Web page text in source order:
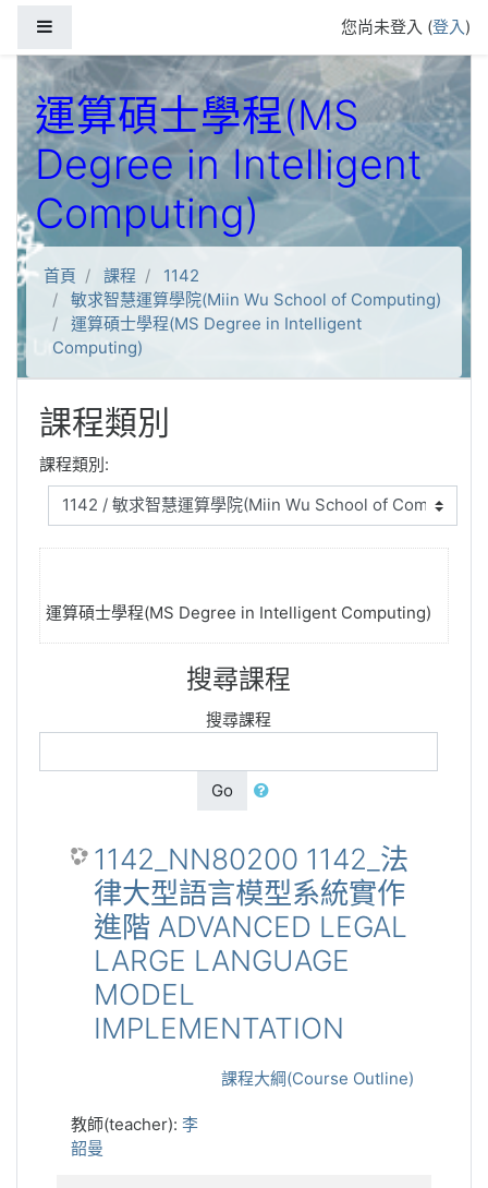
您尚未登入 (登入)
運算碩士學程(MS
Degree in Intelligent
Computing)
首頁 課程
1142
敏求智慧運算學院(Miin Wu School of Computing)
運算碩士學程(MS Degree in Intelligent
Computing)
課程類別
課程類別:
運算碩士學程(MS Degree in Intelligent Computing)
搜尋課程
搜尋課程
Go
1142_NN80200 1142_法
律大型語言模型系統實作
進階 ADVANCED LEGAL
LARGE LANGUAGE
MODEL
IMPLEMENTATION
課程大綱(Course Outline)
教師(teacher): 李
韶曼